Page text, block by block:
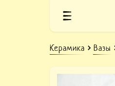
Керамика Вазы